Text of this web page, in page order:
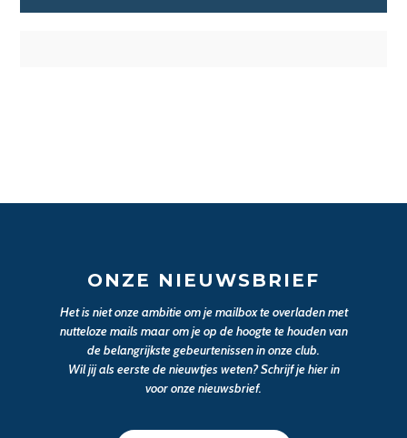
ONZE NIEUWSBRIEF
Het is niet onze ambitie om je mailbox te overladen met
nutteloze mails maar om je op de hoogte te houden van
de belangrijkste gebeurtenissen in onze club.
Wil jij als eerste de nieuwtjes weten? Schrijf je hier in
voor onze nieuwsbrief.